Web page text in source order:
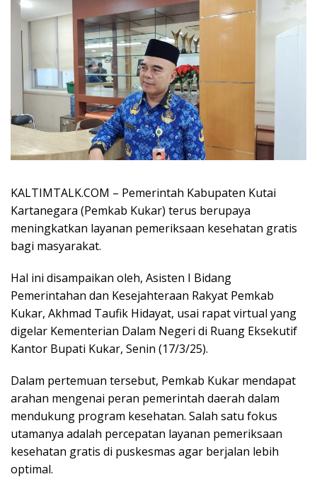
KALTIMTALK.COM – Pemerintah Kabupaten Kutai
Kartanegara (Pemkab Kukar) terus berupaya
meningkatkan layanan pemeriksaan kesehatan gratis
bagi masyarakat.
Hal ini disampaikan oleh, Asisten I Bidang
Pemerintahan dan Kesejahteraan Rakyat Pemkab
Kukar, Akhmad Taufik Hidayat, usai rapat virtual yang
digelar Kementerian Dalam Negeri di Ruang Eksekutif
Kantor Bupati Kukar, Senin (17/3/25).
Dalam pertemuan tersebut, Pemkab Kukar mendapat
arahan mengenai peran pemerintah daerah dalam
mendukung program kesehatan. Salah satu fokus
utamanya adalah percepatan layanan pemeriksaan
kesehatan gratis di puskesmas agar berjalan lebih
optimal.